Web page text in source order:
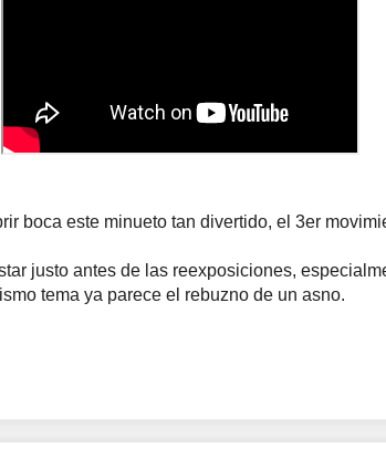
boca este minueto tan divertido, el 3er
justo antes de las reexposiciones,
tema ya parece el rebuzno de un asno.